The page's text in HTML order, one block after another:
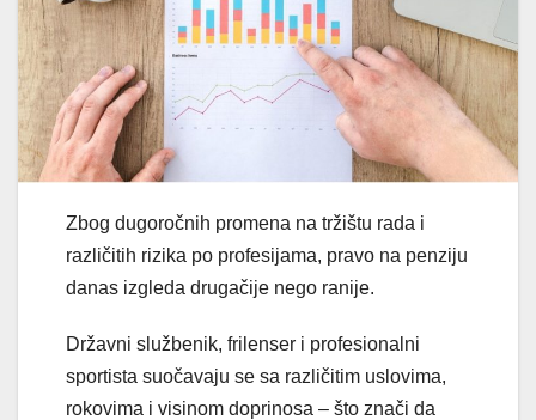
Zbog dugoročnih promena na tržištu rada i
različitih rizika po profesijama, pravo na penziju
danas izgleda drugačije nego ranije.
Državni službenik, frilenser i profesionalni
sportista suočavaju se sa različitim uslovima,
rokovima i visinom doprinosa – što znači da